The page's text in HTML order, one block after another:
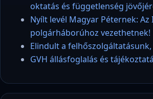
oktatás és függetlenség
Nyílt levél Magyar Péternek: Az
polgárháborúhoz vezethetnek!
Elindult a felhőszolgáltatásunk,
GVH állásfoglalás és